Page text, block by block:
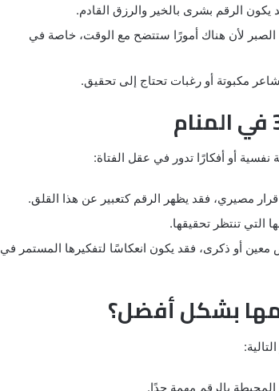
يكون الرقم بشرى بالخير والرزق القادم.
الصبر لأن هناك أمورًا ستتضح مع الوقت، خاصة في
مكبوتة أو رغبات تحتاج إلى تحقيق.
نفسية أو أفكارًا تدور في عقل الفتاة:
قرار مصيري، فقد يظهر الرقم كتعبير عن هذا القلق.
التي تنتظر تحقيقها.
أو ذكرى، فقد يكون انعكاسًا لتفكيرها المستمر في
بشكل أفضل؟
بالرقم مهمة جدًا.